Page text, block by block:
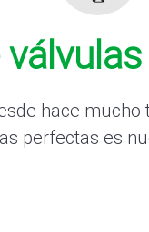
hace
perfectas es